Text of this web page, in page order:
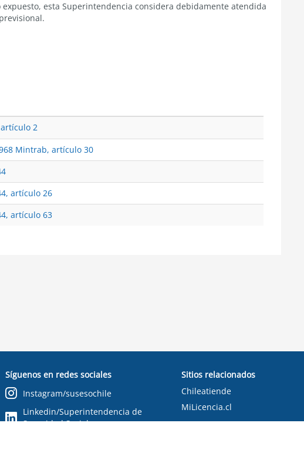
esta Superintendencia considera debidamente atendida
artículo 2
Mintrab, artículo 30
artículo 26
artículo 63
Síguenos en redes sociales
Instagram/susesochile
Linkedin/Superintendencia de
Seguridad Social
Sitios relacionados
Chileatiende
MiLicencia.cl